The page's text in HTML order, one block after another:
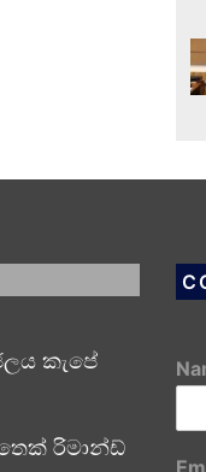
කැපේ
තෙක් රිමාන්ඩ්